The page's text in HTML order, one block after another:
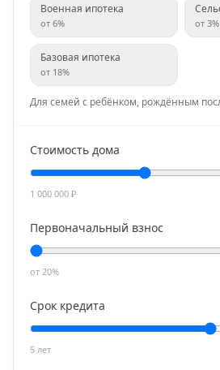
Военная ипотека
от 6% от 3%
Базовая ипотека
от 18%
Для семей с ребёнком, рождённым
Стоимость дома
1 000 000 ₽
Первоначальный взнос
от 20%
Срок кредита
5 лет